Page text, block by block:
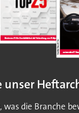
unser
was die Branche